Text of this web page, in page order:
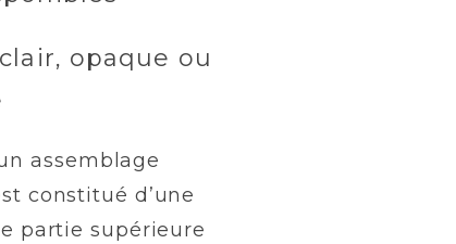
opaque ou
assemblage
constitué d’une
partie supérieure